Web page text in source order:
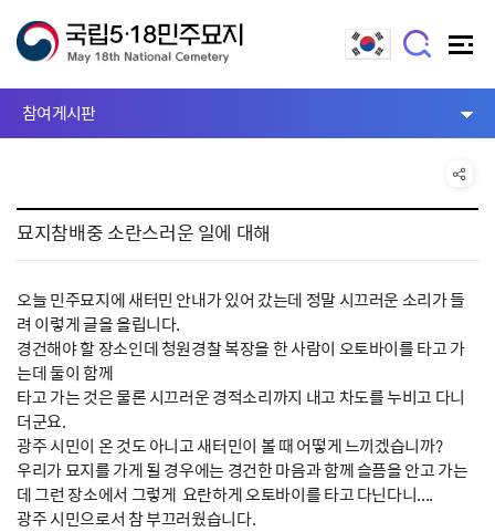
참여게시판
묘지참배중 소란스러운 일에 대해
오늘 민주묘지에 새터민 안내가 있어 갔는데 정말 시끄러운 소리가 들
려 이렇게 글을 올립니다.
경건해야 할 장소인데 청원경찰 복장을 한 사람이 오토바이를 타고 가
는데 둘이 함께
타고 가는 것은 물론 시끄러운 경적소리까지 내고 차도를 누비고 다니
더군요.
광주 시민이 온 것도 아니고 새터민이 볼 때 어떻게 느끼겠습니까?
우리가 묘지를 가게 될 경우에는 경건한 마음과 함께 슬픔을 안고 가는
데 그런 장소에서 그렇게 요란하게 오토바이를 타고 다닌다니....
광주 시민으로서 참 부끄러웠습니다.